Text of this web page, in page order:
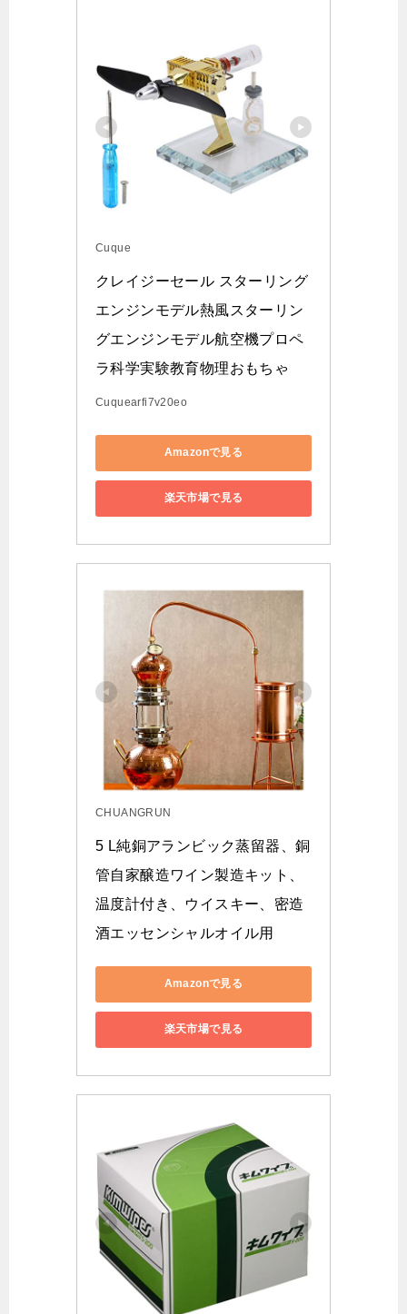
Cuque
クレイジーセール スターリング
エンジンモデル熱風スターリン
グエンジンモデル航空機プロペ
ラ科学実験教育物理おもちゃ
Cuquearfi7v20eo
Amazonで見る
楽天市場で見る
CHUANGRUN
5 L純銅アランビック蒸留器、銅
管自家醸造ワイン製造キット、
温度計付き、ウイスキー、密造
酒エッセンシャルオイル用
Amazonで見る
楽天市場で見る